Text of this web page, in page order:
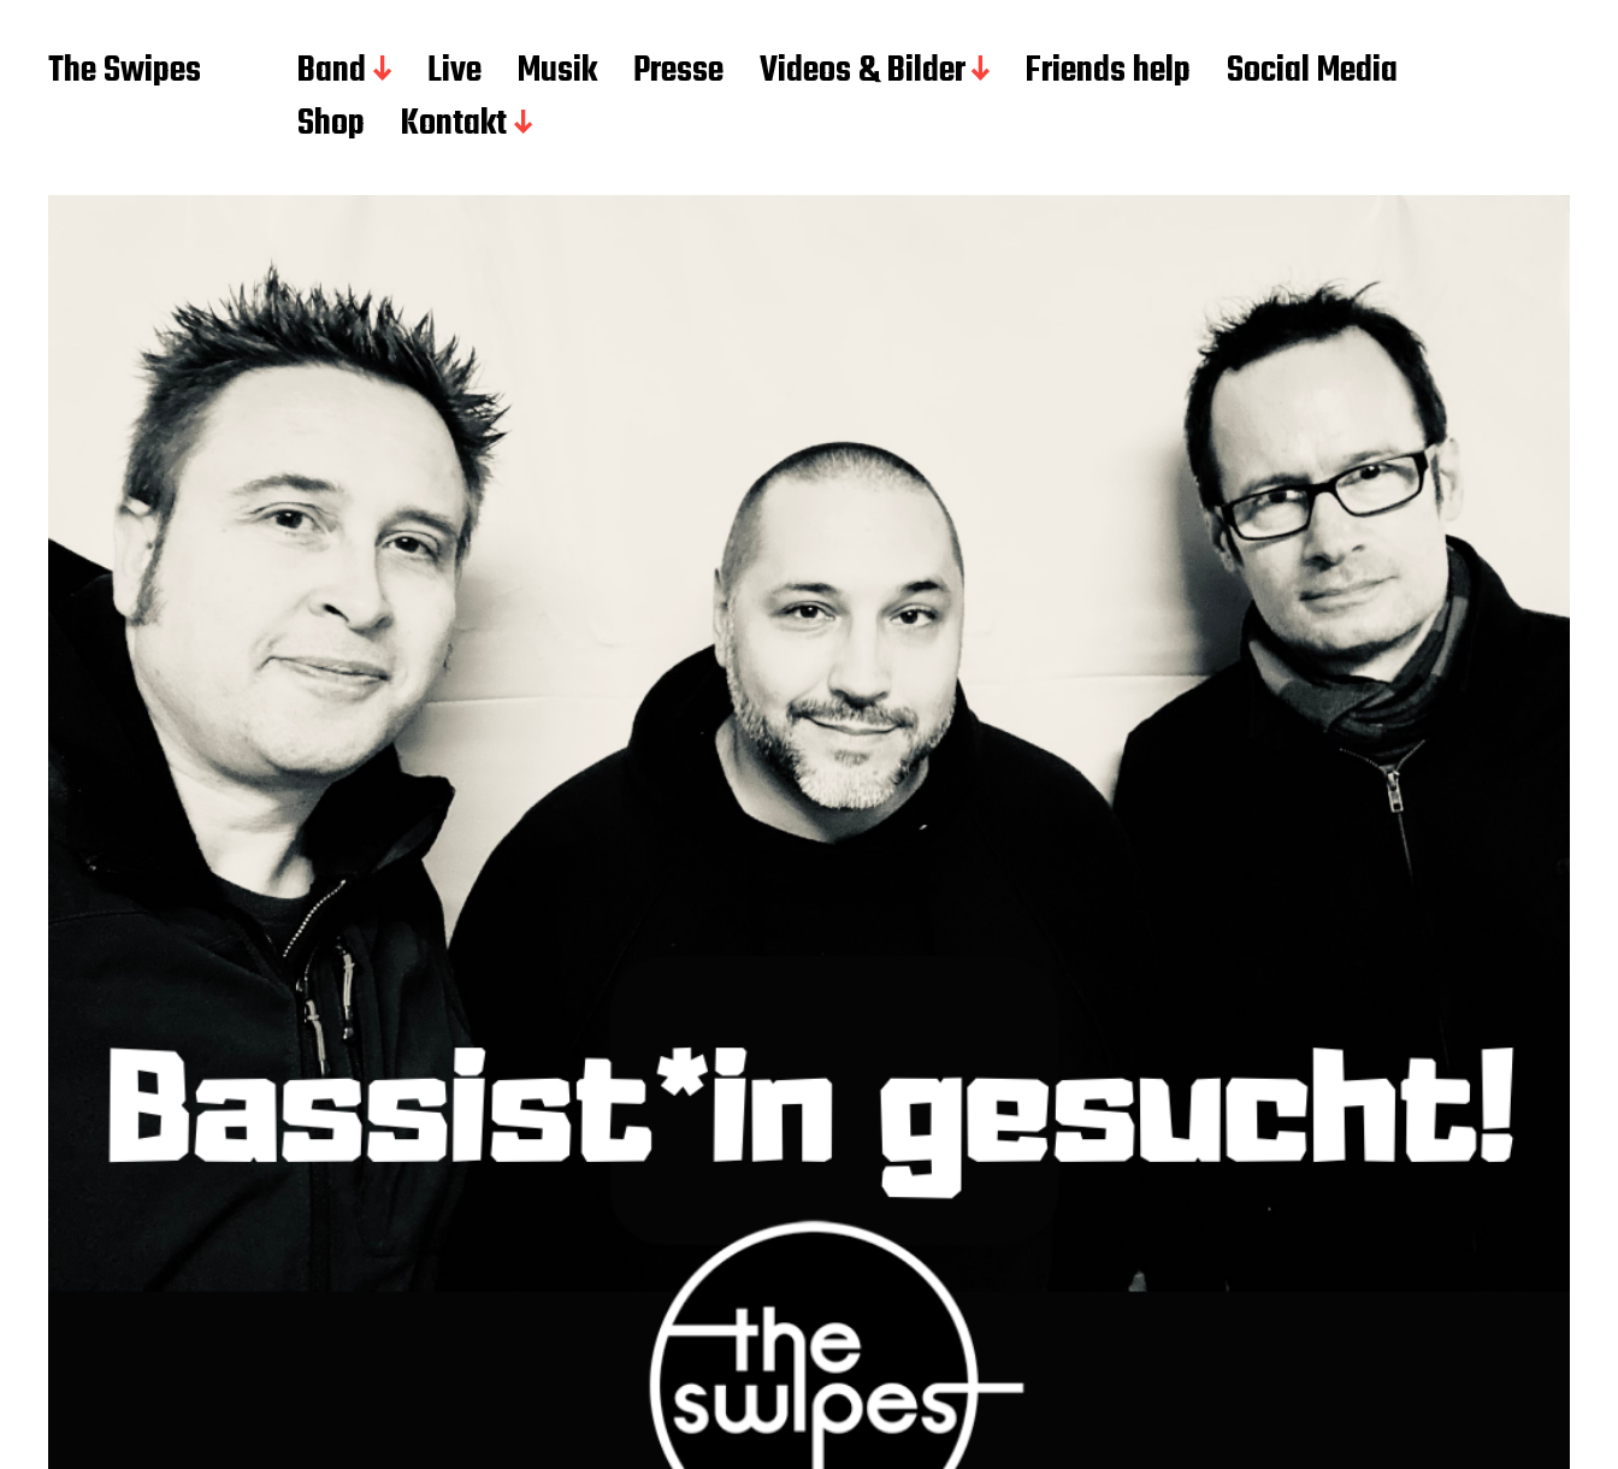
The Swipes Band Live Musik Presse Videos & Bilder Friends help
Social Media
Shop
Kontakt